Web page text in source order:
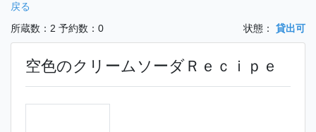
戻る
所蔵数：2 予約数：0 状態： 貸出可
空色のクリームソーダＲｅｃｉｐｅ